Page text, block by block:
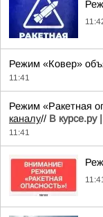
Режим «Ковер»
11:41
Режим «Ракетная
каналу// В курсе.ру
11:41